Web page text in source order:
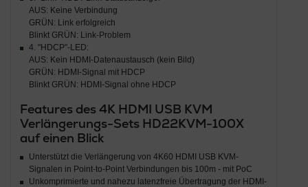
AUS: Keine Verbindung
GRÜN: Link erfolgreich
Blinkt GRÜN: Link-Problem
4. "HDCP"-LED:
AUS: Kein HDMI-Datenaustausch (kein Bild)
GRÜN: HDMI-Signal mit HDCP
Blinkt GRÜN: HDMI-Signal ohne HDCP
Features des 4K HDMI USB KVM
Verlängerungs-Sets HD22KVM-100X
auf einen Blick
Unterstützt die Verlängerung von 4K60 HDMI USB KVM-
Signalen in Point-to-Point Verbindungen bis 100m - mit PoC
Unkomprimierte und nahezu latenzfreie Übertragung der HDMI-